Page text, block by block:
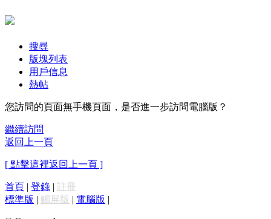
搜尋
版塊列表
用戶信息
熱帖
您訪問的頁面無手機頁面，是否進一步訪問電腦版？
繼續訪問
返回上一頁
[ 點擊這裡返回上一頁 ]
首頁 | 登錄 | 註冊
標準版 | 觸屏版 | 電腦版 |